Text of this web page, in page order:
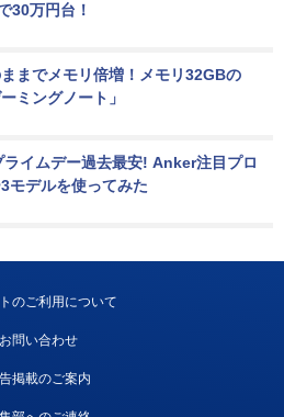
30万円台！
までメモリ倍増！メモリ32GBの
ミングノート」
イムデー過去最安! Anker注目プロ
モデルを使ってみた
のご利用について
お問い合わせ
掲載のご案内